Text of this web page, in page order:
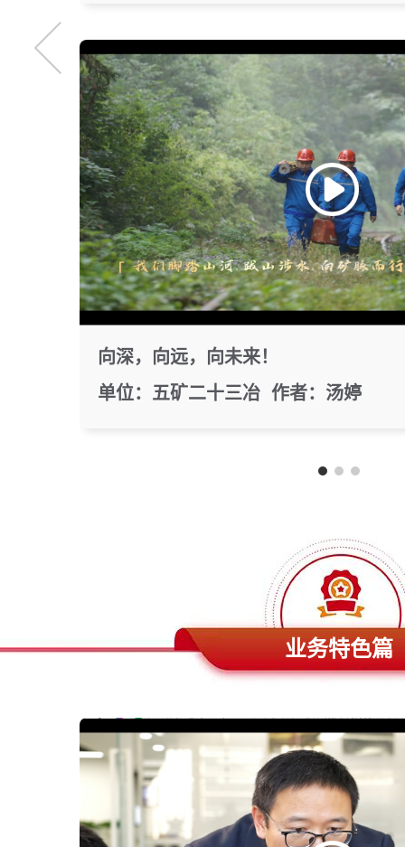
向深，向远，向未来！
单位：五矿二十三冶 作者：汤婷
业务特色篇